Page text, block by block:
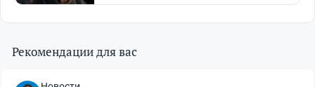
Рекомендации для вас